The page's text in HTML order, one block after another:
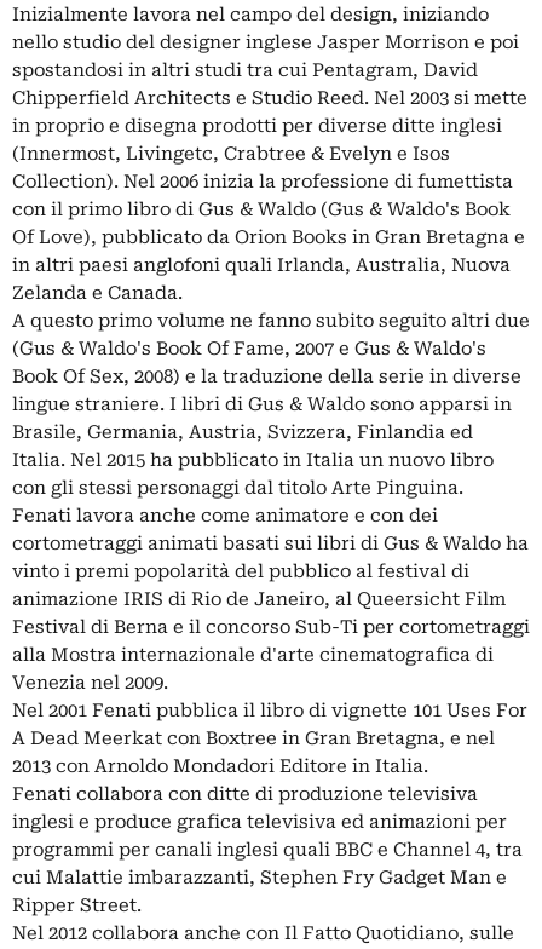
Inizialmente lavora nel campo del design, iniziando
nello studio del designer inglese Jasper Morrison e poi
spostandosi in altri studi tra cui Pentagram, David
Chipperfield Architects e Studio Reed. Nel 2003 si mette
in proprio e disegna prodotti per diverse ditte inglesi
(Innermost, Livingetc, Crabtree & Evelyn e Isos
Collection). Nel 2006 inizia la professione di fumettista
con il primo libro di Gus & Waldo (Gus & Waldo's Book
Of Love), pubblicato da Orion Books in Gran Bretagna e
in altri paesi anglofoni quali Irlanda, Australia, Nuova
Zelanda e Canada.
A questo primo volume ne fanno subito seguito altri due
(Gus & Waldo's Book Of Fame, 2007 e Gus & Waldo's
Book Of Sex, 2008) e la traduzione della serie in diverse
lingue straniere. I libri di Gus & Waldo sono apparsi in
Brasile, Germania, Austria, Svizzera, Finlandia ed
Italia. Nel 2015 ha pubblicato in Italia un nuovo libro
con gli stessi personaggi dal titolo Arte Pinguina.
Fenati lavora anche come animatore e con dei
cortometraggi animati basati sui libri di Gus & Waldo ha
vinto i premi popolarità del pubblico al festival di
animazione IRIS di Rio de Janeiro, al Queersicht Film
Festival di Berna e il concorso Sub-Ti per cortometraggi
alla Mostra internazionale d'arte cinematografica di
Venezia nel 2009.
Nel 2001 Fenati pubblica il libro di vignette 101 Uses For
A Dead Meerkat con Boxtree in Gran Bretagna, e nel
2013 con Arnoldo Mondadori Editore in Italia.
Fenati collabora con ditte di produzione televisiva
inglesi e produce grafica televisiva ed animazioni per
programmi per canali inglesi quali BBC e Channel 4, tra
cui Malattie imbarazzanti, Stephen Fry Gadget Man e
Ripper Street.
Nel 2012 collabora anche con Il Fatto Quotidiano, sulle